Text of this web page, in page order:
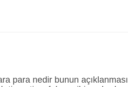
para nedir bunun açıklanması